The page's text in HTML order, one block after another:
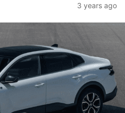
3 years ago